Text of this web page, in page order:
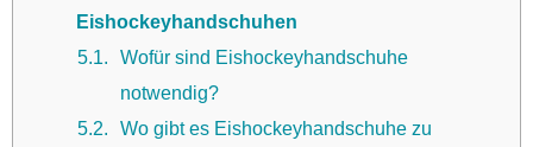
Eishockeyhandschuhen
5.1
Wofür sind Eishockeyhandschuhe
notwendig?
5.2
Wo gibt es Eishockeyhandschuhe zu